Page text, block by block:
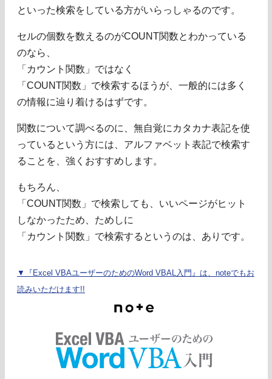
といった検索をしている方がいらっしゃるのです。
セルの個数を数えるのがCOUNT関数とわかっている
のなら、
「カウント関数」ではなく
「COUNT関数」で検索するほうが、一般的には多く
の情報に辿り着けるはずです。
関数について調べるのに、無自覚にカタカナ表記を使
っているという方には、アルファベット表記で検索す
ることを、強くおすすめします。
もちろん、
「COUNT関数」で検索しても、いいページがヒット
しなかったため、ためしに
「カウント関数」で検索するというのは、ありです。
▼『Excel VBAユーザーのためのWord VBAL入門』は、noteでもお
読みいただけます!!